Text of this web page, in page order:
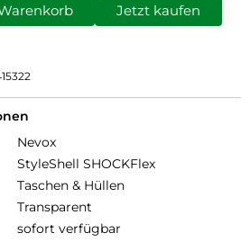
Jetzt kaufen
Nevox
StyleShell SHOCKFlex
Taschen & Hüllen
Transparent
sofort verfügbar